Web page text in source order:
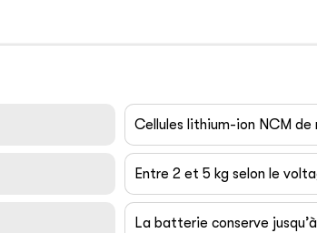
Cellules lithium-ion NCM de
Entre 2 et 5 kg selon le
La batterie conserve